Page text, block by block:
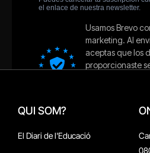
QUI SOM?
El Diari de l'Educació